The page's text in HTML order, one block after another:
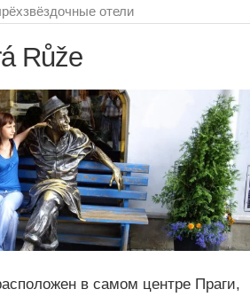
отели
Růže
в самом центре Праги,